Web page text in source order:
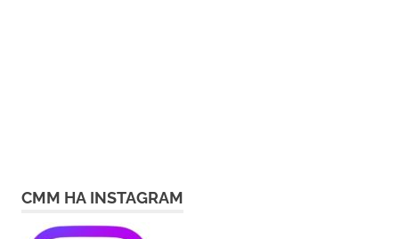
СММ НА INSTAGRAM